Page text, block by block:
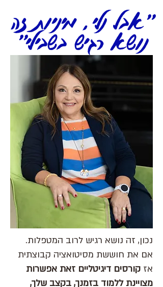
"אבל נלי, מיניות זה
נושא רגיש בשבילי"
נכון, זה נושא רגיש לרוב המטפלות.
אם את חוששת מסיטואציה קבוצתית
אז קורסים דיגיטליים זאת אפשרות
מצויינת ללמוד בזמנך, בקצב שלך,